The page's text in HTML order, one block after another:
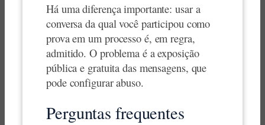
Há uma diferença importante: usar a
conversa da qual você participou como
prova em um processo é, em regra,
admitido. O problema é a exposição
pública e gratuita das mensagens, que
pode configurar abuso.
Perguntas frequentes